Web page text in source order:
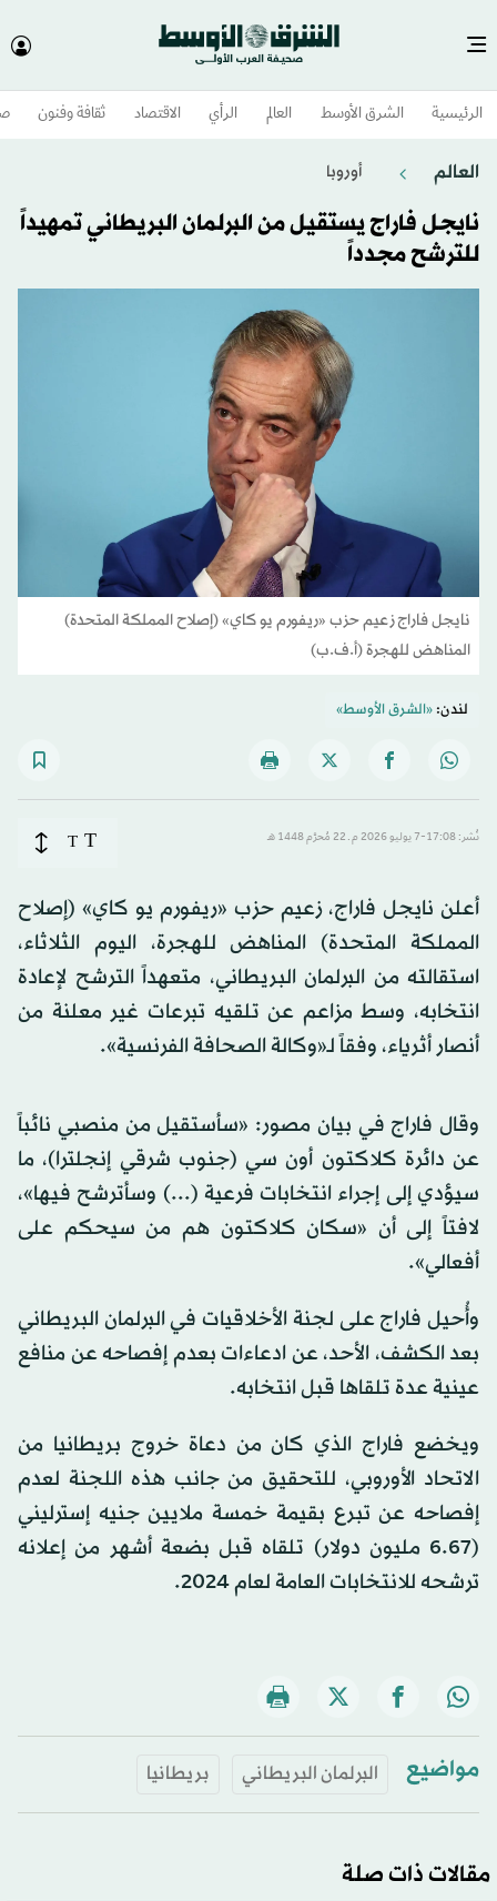
الرئيسية الشرق الأوسط​ العالم الرأي الاقتصاد ثقافة وفنون
العالم أوروبا
نايجل فاراج يستقيل من البرلمان البريطاني تمهيداً
للترشح مجدداً
نايجل فاراج زعيم حزب «ريفورم يو كاي» (إصلاح المملكة المتحدة)
المناهض للهجرة (أ.ف.ب)
لندن:«الشرق الأوسط»
نُشر: 17:08-7 يوليو 2026 م ـ 22 مُحرَّم 1448 هـ T
T
أعلن نايجل فاراج، زعيم حزب «ريفورم يو كاي» (إصلاح
المملكة المتحدة) المناهض للهجرة، اليوم الثلاثاء،
استقالته من البرلمان البريطاني، متعهداً الترشح لإعادة
انتخابه، وسط مزاعم عن تلقيه تبرعات غير معلنة من
أنصار أثرياء، وفقاً لـ«وكالة الصحافة الفرنسية».
وقال فاراج في بيان مصور: «سأستقيل من منصبي نائباً
عن دائرة كلاكتون أون سي (جنوب شرقي إنجلترا)، ما
سيؤدي إلى إجراء انتخابات فرعية (...) وسأترشح فيها»،
لافتاً إلى أن «سكان كلاكتون هم من سيحكم على
أفعالي».
وأُحيل فاراج على لجنة الأخلاقيات في البرلمان البريطاني
بعد الكشف، الأحد، عن ادعاءات بعدم إفصاحه عن منافع
عينية عدة تلقاها قبل انتخابه.
ويخضع فاراج الذي كان من دعاة خروج بريطانيا من
الاتحاد الأوروبي، للتحقيق من جانب هذه اللجنة لعدم
إفصاحه عن تبرع بقيمة خمسة ملايين جنيه إسترليني
(6.67 مليون دولار) تلقاه قبل بضعة أشهر من إعلانه
ترشحه للانتخابات العامة لعام 2024.
مواضيع البرلمان البريطاني بريطانيا
مقالات ذات صلة